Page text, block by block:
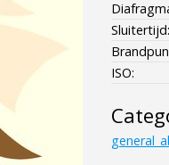
Sluitertijd:
ISO: